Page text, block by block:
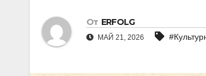
От ERFOLG
МАЙ 21, 2026